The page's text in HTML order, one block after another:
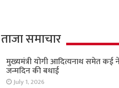
ताजा समाचार
मुख्यमंत्री योगी आदित्यनाथ समेत
जन्मदिन की बधाई
July 1, 2026